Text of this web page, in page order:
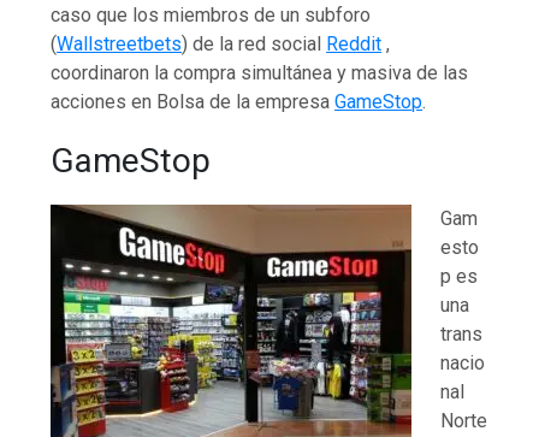
caso que los miembros de un subforo
(Wallstreetbets) de la red social Reddit ,
coordinaron la compra simultánea y masiva de las
acciones en Bolsa de la empresaGameStop.
GameStop
Gam
esto
p es
una
trans
nacio
nal
Norte